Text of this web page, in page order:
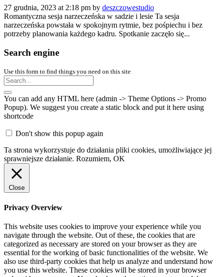
27 grudnia, 2023 at 2:18 pm by deszczowestudio
Romantyczna sesja narzeczeńska w sadzie i lesie Ta sesja
narzeczeńska powstała w spokojnym rytmie, bez pośpiechu i bez
potrzeby planowania każdego kadru. Spotkanie zaczęło się...
Search engine
Use this form to find things you need on this site
You can add any HTML here (admin -> Theme Options -> Promo
Popup). We suggest you create a static block and put it here using
shortcode
Don't show this popup again
Ta strona wykorzystuje do działania pliki cookies, umożliwiające jej
sprawniejsze działanie. Rozumiem, OK
Close
Privacy Overview
This website uses cookies to improve your experience while you
navigate through the website. Out of these, the cookies that are
categorized as necessary are stored on your browser as they are
essential for the working of basic functionalities of the website. We
also use third-party cookies that help us analyze and understand how
you use this website. These cookies will be stored in your browser